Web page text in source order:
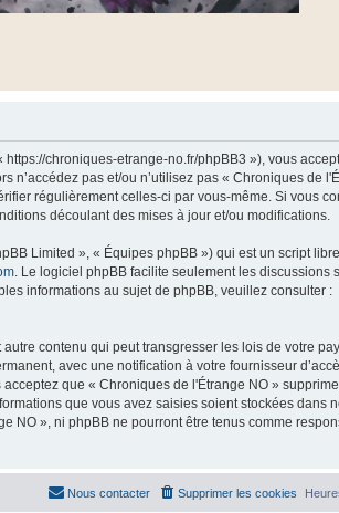
chroniques-etrange-no.fr/phpBB3 »), vous
n’accédez pas et/ou n’utilisez pas « Chroniques de
régulièrement celles-ci par vous-même. Si vous
découlant des mises à jour et/ou modifications.
Limited », « Équipes phpBB ») qui est un script
. Le logiciel phpBB facilite seulement les discussions
informations au sujet de phpBB, veuillez consulter :
contenu qui peut transgresser les lois de votre
avec une notification à votre fournisseur
que « Chroniques de l'Étrange NO »
que vous avez saisies soient stockées dans
NO », ni phpBB ne pourront être tenus comme
Supprimer les cookies
Nous contacter